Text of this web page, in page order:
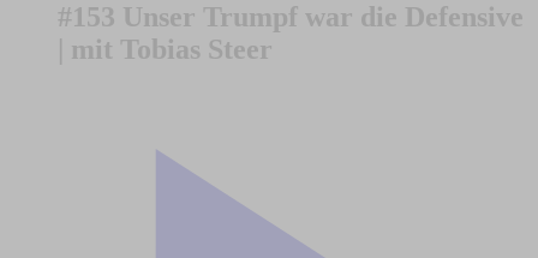
#153 Unser Trumpf war die Defensive
| mit Tobias Steer